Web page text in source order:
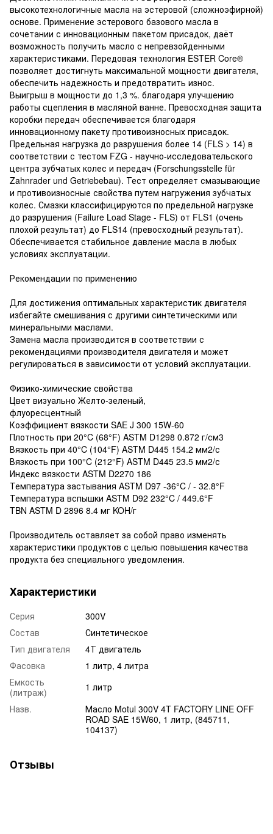
высокотехнологичные масла на эстеровой (сложноэфирной)
основе. Применение эстерового базового масла в
сочетании с инновационным пакетом присадок, даёт
возможность получить масло с непревзойденными
характеристиками. Передовая технология ESTER Core®
позволяет достигнуть максимальной мощности двигателя,
обеспечить надежность и предотвратить износ.
Выигрыш в мощности до 1,3 %. благодаря улучшению
работы сцепления в масляной ванне. Превосходная защита
коробки передач обеспечивается благодаря
инновационному пакету противоизносных присадок.
Предельная нагрузка до разрушения более 14 (FLS > 14) в
соответствии с тестом FZG - научно-исследовательского
центра зубчатых колес и передач (Forschungsstelle für
Zahnrader und Getriebebau). Тест определяет смазывающие
и противоизносные свойства путем нагружения зубчатых
колес. Смазки классифицируются по предельной нагрузке
до разрушения (Failure Load Stage - FLS) от FLS1 (очень
плохой результат) до FLS14 (превосходный результат).
Обеспечивается стабильное давление масла в любых
условиях эксплуатации.
Рекомендации по применению
Для достижения оптимальных характеристик двигателя
избегайте смешивания с другими синтетическими или
минеральными маслами.
Замена масла производится в соответствии с
рекомендациями производителя двигателя и может
регулироваться в зависимости от условий эксплуатации.
Физико-химические свойства
Цвет визуально Желто-зеленый,
флуоресцентный
Коэффициент вязкости SAE J 300 15W-60
Плотность при 20°C (68°F) ASTM D1298 0.872 г/см3
Вязкость при 40°C (104°F) ASTM D445 154.2 мм2/с
Вязкость при 100°C (212°F) ASTM D445 23.5 мм2/с
Индекс вязкости ASTM D2270 186
Температура застывания ASTM D97 -36°C / - 32.8°F
Температура вспышки ASTM D92 232°C / 449.6°F
TBN ASTM D 2896 8.4 мг KOH/г
Производитель оставляет за собой право изменять
характеристики продуктов с целью повышения качества
продукта без специального уведомления.
Характеристики
Серия
300V
Состав
Синтетическое
Тип двигателя
4Т двигатель
Фасовка
1 литр, 4 литра
Емкость
(литраж)
1 литр
Назв.
Масло Motul 300V 4T FACTORY LINE OFF
ROAD SAE 15W60, 1 литр, (845711,
104137)
Отзывы